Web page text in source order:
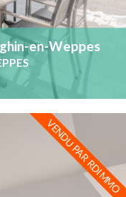
en-Weppes
VENDU PAR RDIMMO